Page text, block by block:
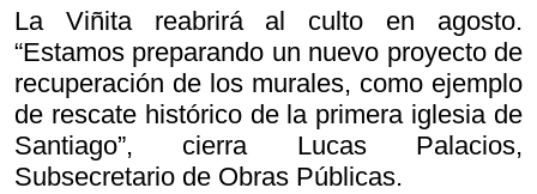
La Viñita reabrirá al culto en agosto.
“Estamos preparando un nuevo proyecto de
recuperación de los murales, como ejemplo
de rescate histórico de la primera iglesia de
Santiago”, cierra Lucas Palacios,
Subsecretario de Obras Públicas.